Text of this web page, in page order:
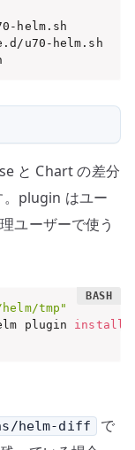
と Chart の差分
。plugin はユー
ユーザーで使う
tmp"
plugin install
helm-diff
で